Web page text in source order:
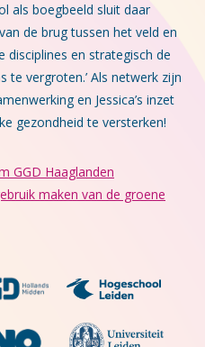
als boegbeeld sluit daar
de brug tussen het veld en
disciplines en strategisch de
te vergroten.’ Als netwerk zijn
en Jessica’s inzet
gezondheid te versterken!
GGD Haaglanden
maken van de groene